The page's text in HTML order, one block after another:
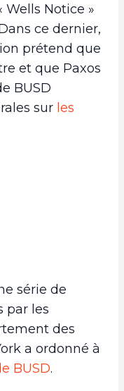
Wells Notice »
ce dernier,
prétend que
et que Paxos
BUSD
sur les
série de
par les
des
a ordonné à
BUSD.